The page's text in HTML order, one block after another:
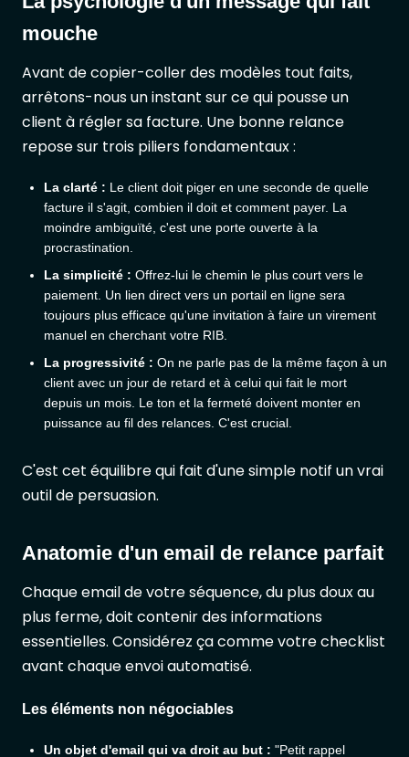
mouche
Avant de copier-coller des modèles tout faits,
arrêtons-nous un instant sur ce qui pousse un
client à régler sa facture. Une bonne relance
repose sur trois piliers fondamentaux :
La clarté : Le client doit piger en une seconde de quelle
facture il s'agit, combien il doit et comment payer. La
moindre ambiguïté, c'est une porte ouverte à la
procrastination.
La simplicité : Offrez-lui le chemin le plus court vers le
paiement. Un lien direct vers un portail en ligne sera
toujours plus efficace qu'une invitation à faire un virement
manuel en cherchant votre RIB.
La progressivité : On ne parle pas de la même façon à un
client avec un jour de retard et à celui qui fait le mort
depuis un mois. Le ton et la fermeté doivent monter en
puissance au fil des relances. C'est crucial.
C'est cet équilibre qui fait d'une simple notif un vrai
outil de persuasion.
Anatomie d'un email de relance parfait
Chaque email de votre séquence, du plus doux au
plus ferme, doit contenir des informations
essentielles. Considérez ça comme votre checklist
avant chaque envoi automatisé.
Les éléments non négociables
Un objet d'email qui va droit au but : "Petit rappel